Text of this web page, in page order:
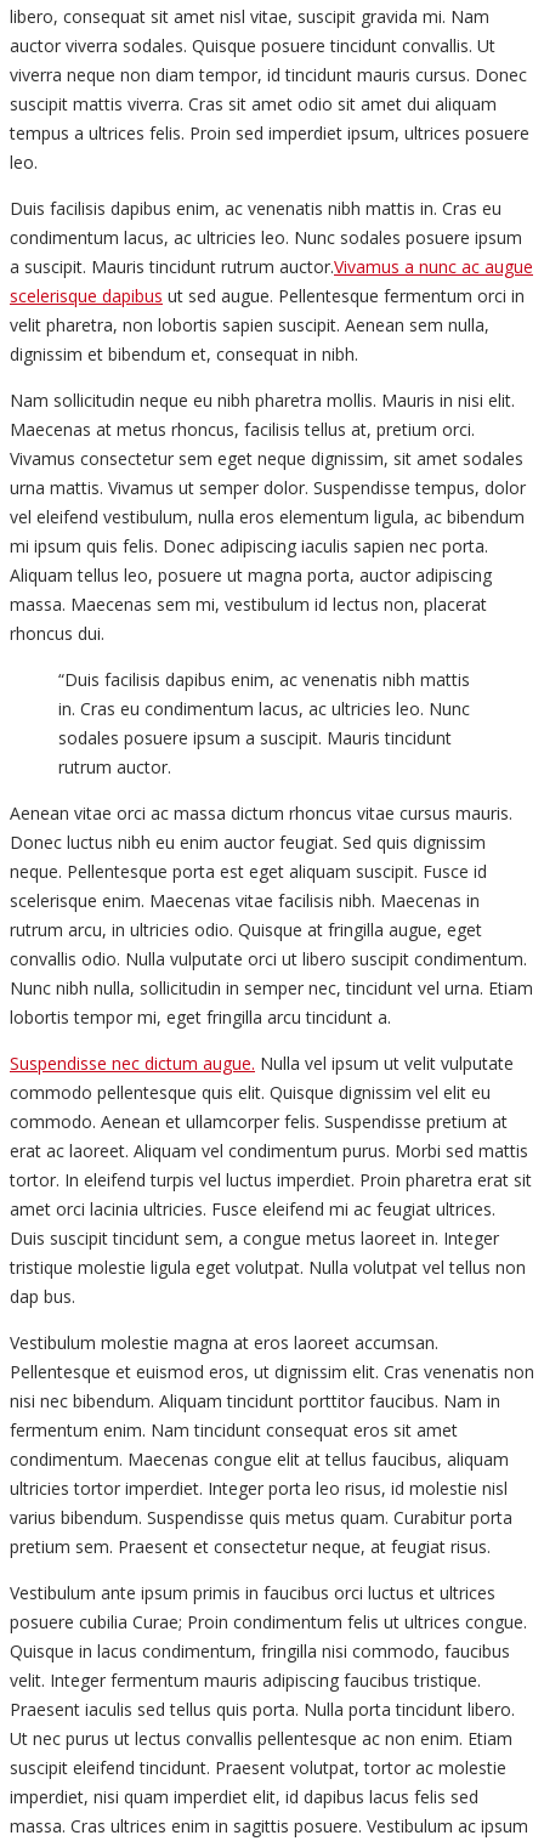
libero, consequat sit amet nisl vitae, suscipit gravida mi. Nam
auctor viverra sodales. Quisque posuere tincidunt convallis. Ut
viverra neque non diam tempor, id tincidunt mauris cursus. Donec
suscipit mattis viverra. Cras sit amet odio sit amet dui aliquam
tempus a ultrices felis. Proin sed imperdiet ipsum, ultrices posuere
leo.
Duis facilisis dapibus enim, ac venenatis nibh mattis in. Cras eu
condimentum lacus, ac ultricies leo. Nunc sodales posuere ipsum
a suscipit. Mauris tincidunt rutrum auctor.Vivamus a nunc ac augue
scelerisque dapibus ut sed augue. Pellentesque fermentum orci in
velit pharetra, non lobortis sapien suscipit. Aenean sem nulla,
dignissim et bibendum et, consequat in nibh.
Nam sollicitudin neque eu nibh pharetra mollis. Mauris in nisi elit.
Maecenas at metus rhoncus, facilisis tellus at, pretium orci.
Vivamus consectetur sem eget neque dignissim, sit amet sodales
urna mattis. Vivamus ut semper dolor. Suspendisse tempus, dolor
vel eleifend vestibulum, nulla eros elementum ligula, ac bibendum
mi ipsum quis felis. Donec adipiscing iaculis sapien nec porta.
Aliquam tellus leo, posuere ut magna porta, auctor adipiscing
massa. Maecenas sem mi, vestibulum id lectus non, placerat
rhoncus dui.
“Duis facilisis dapibus enim, ac venenatis nibh mattis
in. Cras eu condimentum lacus, ac ultricies leo. Nunc
sodales posuere ipsum a suscipit. Mauris tincidunt
rutrum auctor.
Aenean vitae orci ac massa dictum rhoncus vitae cursus mauris.
Donec luctus nibh eu enim auctor feugiat. Sed quis dignissim
neque. Pellentesque porta est eget aliquam suscipit. Fusce id
scelerisque enim. Maecenas vitae facilisis nibh. Maecenas in
rutrum arcu, in ultricies odio. Quisque at fringilla augue, eget
convallis odio. Nulla vulputate orci ut libero suscipit condimentum.
Nunc nibh nulla, sollicitudin in semper nec, tincidunt vel urna. Etiam
lobortis tempor mi, eget fringilla arcu tincidunt a.
Suspendisse nec dictum augue. Nulla vel ipsum ut velit vulputate
commodo pellentesque quis elit. Quisque dignissim vel elit eu
commodo. Aenean et ullamcorper felis. Suspendisse pretium at
erat ac laoreet. Aliquam vel condimentum purus. Morbi sed mattis
tortor. In eleifend turpis vel luctus imperdiet. Proin pharetra erat sit
amet orci lacinia ultricies. Fusce eleifend mi ac feugiat ultrices.
Duis suscipit tincidunt sem, a congue metus laoreet in. Integer
tristique molestie ligula eget volutpat. Nulla volutpat vel tellus non
dap bus.
Vestibulum molestie magna at eros laoreet accumsan.
Pellentesque et euismod eros, ut dignissim elit. Cras venenatis non
nisi nec bibendum. Aliquam tincidunt porttitor faucibus. Nam in
fermentum enim. Nam tincidunt consequat eros sit amet
condimentum. Maecenas congue elit at tellus faucibus, aliquam
ultricies tortor imperdiet. Integer porta leo risus, id molestie nisl
varius bibendum. Suspendisse quis metus quam. Curabitur porta
pretium sem. Praesent et consectetur neque, at feugiat risus.
Vestibulum ante ipsum primis in faucibus orci luctus et ultrices
posuere cubilia Curae; Proin condimentum felis ut ultrices congue.
Quisque in lacus condimentum, fringilla nisi commodo, faucibus
velit. Integer fermentum mauris adipiscing faucibus tristique.
Praesent iaculis sed tellus quis porta. Nulla porta tincidunt libero.
Ut nec purus ut lectus convallis pellentesque ac non enim. Etiam
suscipit eleifend tincidunt. Praesent volutpat, tortor ac molestie
imperdiet, nisi quam imperdiet elit, id dapibus lacus felis sed
massa. Cras ultrices enim in sagittis posuere. Vestibulum ac ipsum